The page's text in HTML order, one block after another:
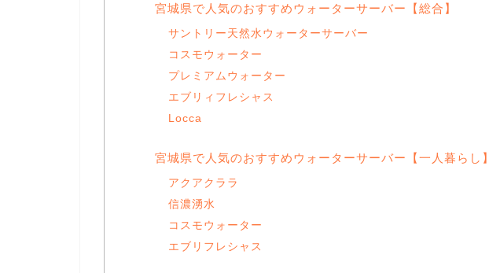
宮城県で人気のおすすめウォーターサーバー【総合】
サントリー天然水ウォーターサーバー
コスモウォーター
プレミアムウォーター
エブリィフレシャス
Locca
宮城県で人気のおすすめウォーターサーバー【一人暮らし】
アクアクララ
信濃湧水
コスモウォーター
エブリフレシャス